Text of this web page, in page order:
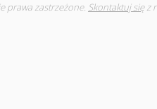
prawa zastrzeżone. Skontaktuj sięz